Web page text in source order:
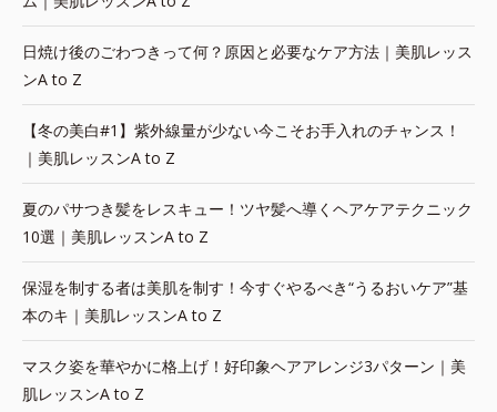
日焼け後のごわつきって何？原因と必要なケア方法｜美肌レッス
ンA to Z
【冬の美白#1】紫外線量が少ない今こそお手入れのチャンス！
｜美肌レッスンA to Z
夏のパサつき髪をレスキュー！ツヤ髪へ導くヘアケアテクニック
10選｜美肌レッスンA to Z
保湿を制する者は美肌を制す！今すぐやるべき“うるおいケア”基
本のキ｜美肌レッスンA to Z
マスク姿を華やかに格上げ！好印象ヘアアレンジ3パターン｜美
肌レッスンA to Z